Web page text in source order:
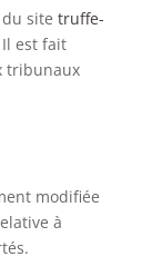
site truffe-
est fait
tribunaux
modifiée
à